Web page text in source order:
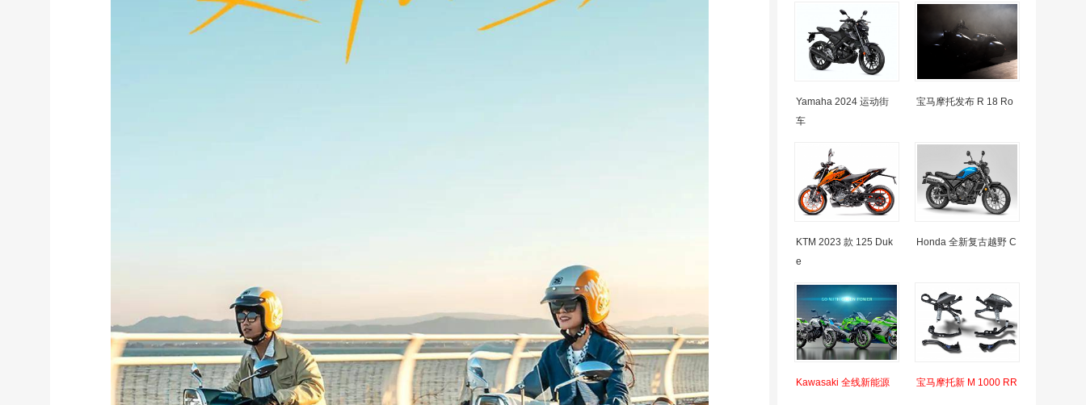
Yamaha 2024 运动街
车
宝马摩托发布 R 18 Ro
KTM 2023 款 125 Duk
e
Honda 全新复古越野 C
Kawasaki 全线新能源 宝马摩托新 M 1000 RR